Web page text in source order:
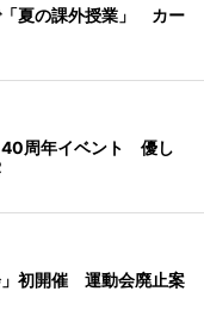
「夏の課外授業」 カー
40周年イベント 優し
」初開催 運動会廃止案